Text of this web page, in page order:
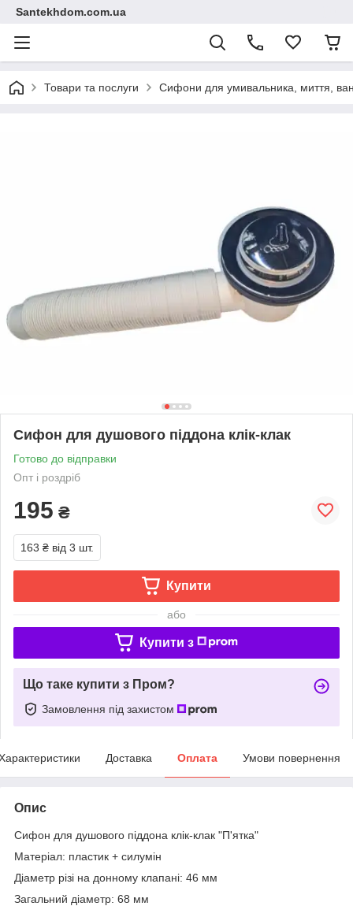
Santekhdom.com.ua
Товари та послуги Сифони для умивальника, миття,
Сифон для душового піддона клік-клак
Готово до відправки
Опт і роздріб
195 ₴
163 ₴ від 3 шт.
Купити
або
Купити з
Що таке купити з Пром?
Замовлення під захистом
Доставка Оплата Умови повернення
Опис
Сифон для душового піддона клік-клак "П'ятка"
Матеріал: пластик + силумін
Діаметр різі на донному клапані: 46 мм
Загальний діаметр: 68 мм